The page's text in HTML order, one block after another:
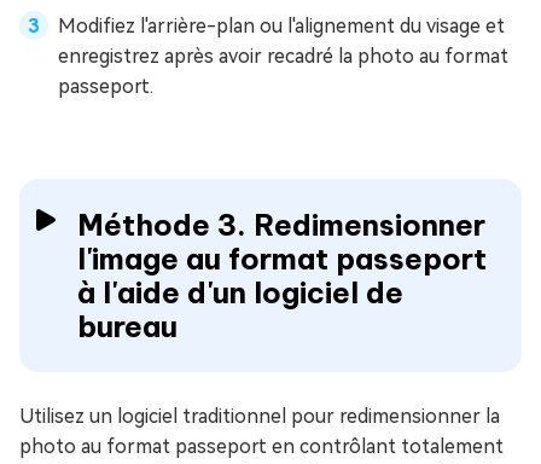
Modifiez l'arrière-plan ou l'alignement du visage et
enregistrez après avoir recadré la photo au format
passeport.
Méthode 3. Redimensionner
l'image au format passeport
à l'aide d'un logiciel de
bureau
Utilisez un logiciel traditionnel pour redimensionner la
photo au format passeport en contrôlant totalement